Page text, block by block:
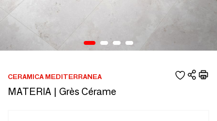
CERAMICA MEDITERRANEA
MATERIA | Grès Cérame